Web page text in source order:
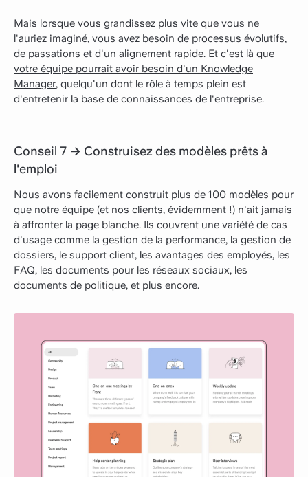
Mais lorsque vous grandissez plus vite que vous ne
l'auriez imaginé, vous avez besoin de processus évolutifs,
de passations et d'un alignement rapide. Et c'est là que
votre équipe pourrait avoir besoin d'un Knowledge
Manager, quelqu'un dont le rôle à temps plein est
d'entretenir la base de connaissances de l'entreprise.
Conseil 7 → Construisez des modèles prêts à
l'emploi
Nous avons facilement construit plus de 100 modèles pour
que notre équipe (et nos clients, évidemment !) n'ait jamais
à affronter la page blanche. Ils couvrent une variété de cas
d'usage comme la gestion de la performance, la gestion de
dossiers, le support client, les avantages des employés, les
FAQ, les documents pour les réseaux sociaux, les
documents de politique, et plus encore.